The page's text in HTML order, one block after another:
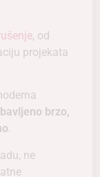
, od
projekata
brzo,
.
ne